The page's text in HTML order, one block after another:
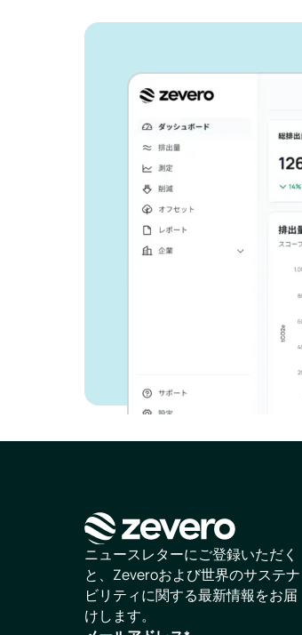
Zeveroが
告作業を
か、ご紹
ビジネスを成長させ
しょう。
ホームページ
ニュースレターにご登録いただく
と、Zeveroおよび世界のサステナ
ビリティに関する最新情報をお届
けします。